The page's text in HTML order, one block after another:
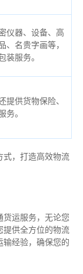
仪器、设备、高
、名贵字画等，
装服务。
提供货物保险、
务。
式，打造高效物流
货运服务，无论您
提供全方位的物流
输经验，确保您的